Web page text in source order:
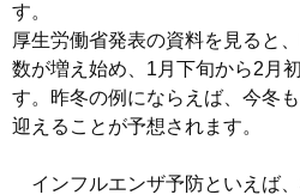
す。
厚生労働省発表の資料を見ると
数が増え始め、1月下旬から2月
す。昨冬の例にならえば、今冬
迎えることが予想されます。
インフルエンザ予防といえば